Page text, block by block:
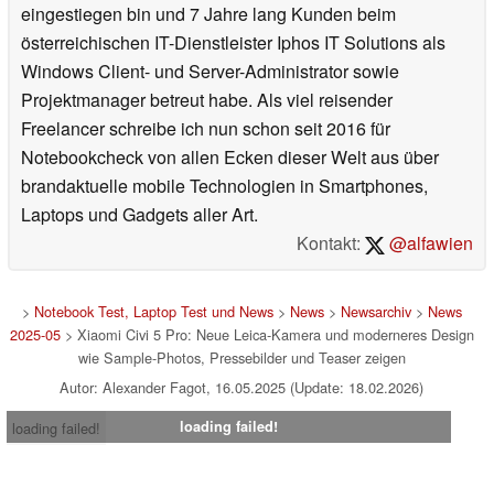
eingestiegen bin und 7 Jahre lang Kunden beim
österreichischen IT-Dienstleister Iphos IT Solutions als
Windows Client- und Server-Administrator sowie
Projektmanager betreut habe. Als viel reisender
Freelancer schreibe ich nun schon seit 2016 für
Notebookcheck von allen Ecken dieser Welt aus über
brandaktuelle mobile Technologien in Smartphones,
Laptops und Gadgets aller Art.
Kontakt:
@alfawien
> Notebook Test, Laptop Test und News> News> Newsarchiv> News
2025-05> Xiaomi Civi 5 Pro: Neue Leica-Kamera und moderneres Design
wie Sample-Photos, Pressebilder und Teaser zeigen
Autor: Alexander Fagot, 16.05.2025 (Update: 18.02.2026)
loading failed!
loading failed!